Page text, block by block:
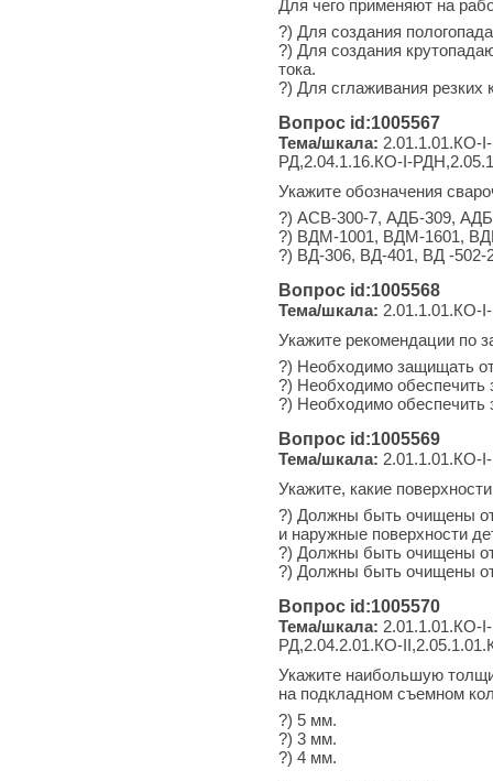
Для чего применяют на
?) Для создания
?) Для создания
тока.
?) Для сглаживания резких
Вопрос id:1005567
Тема/шкала: 2.01.1.01.КО-
РД,2.04.1.16.КО-I-
Укажите обозначения
?) АСВ-300-7, АДБ-309,
?) ВДМ-1001, ВДМ-1601,
?) ВД-306, ВД-401, ВД -502-
Вопрос id:1005568
Тема/шкала: 2.01.1.01.КО-
Укажите рекомендации по
?) Необходимо защищать
?) Необходимо обеспечить
?) Необходимо обеспечить
Вопрос id:1005569
Тема/шкала: 2.01.1.01.КО-
Укажите, какие
?) Должны быть очищены от
и наружные поверхности
?) Должны быть очищены от
?) Должны быть очищены от
Вопрос id:1005570
Тема/шкала: 2.01.1.01.КО-
РД,2.04.2.01.КО-
Укажите наибольшую
на подкладном съемном
?) 5 мм.
?) 3 мм.
?) 4 мм.